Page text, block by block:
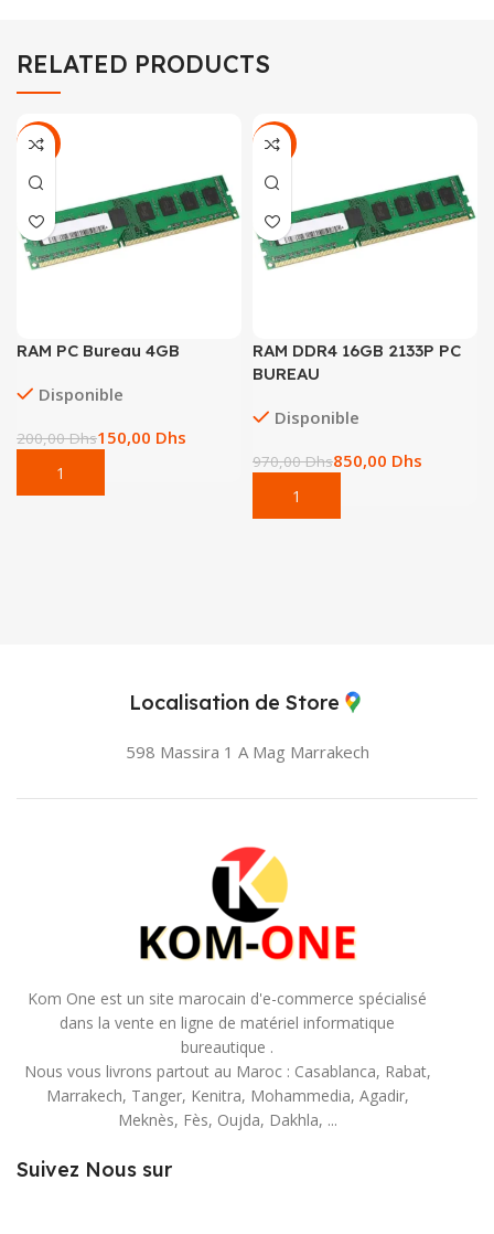
RELATED PRODUCTS
-25%
RAM PC Bureau 4GB
Disponible
200,00Dhs150,00 Dhs
-12%
RAM DDR4 16GB 2133P PC
BUREAU
Disponible
970,00Dhs850,00 Dhs
Localisation de Store
598 Massira 1 A Mag Marrakech
Kom One est un site marocain d'e-commerce spécialisé
dans la vente en ligne de matériel informatique
bureautique .
Nous vous livrons partout au Maroc : Casablanca, Rabat,
Marrakech, Tanger, Kenitra, Mohammedia, Agadir,
Meknès, Fès, Oujda, Dakhla, ...
Suivez Nous sur